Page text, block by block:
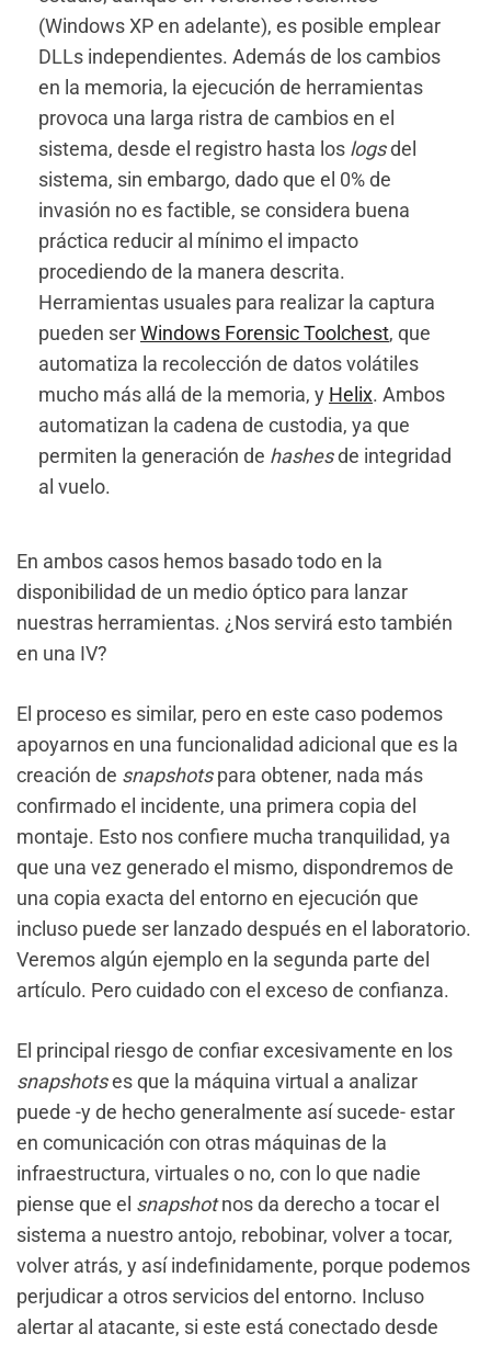
(Windows XP en adelante), es posible emplear
DLLs independientes. Además de los cambios
en la memoria, la ejecución de herramientas
provoca una larga ristra de cambios en el
sistema, desde el registro hasta los logsdel
sistema, sin embargo, dado que el 0% de
invasión no es factible, se considera buena
práctica reducir al mínimo el impacto
procediendo de la manera descrita.
Herramientas usuales para realizar la captura
pueden serWindows Forensic Toolchest, que
automatiza la recolección de datos volátiles
mucho más allá de la memoria, y Helix. Ambos
automatizan la cadena de custodia, ya que
permiten la generación de hashesde integridad
al vuelo.
En ambos casos hemos basado todo en la
disponibilidad de un medio óptico para lanzar
nuestras herramientas. ¿Nos servirá esto también
en una IV?
El proceso es similar, pero en este caso podemos
apoyarnos en una funcionalidad adicional que es la
creación de snapshotspara obtener, nada más
confirmado el incidente, una primera copia del
montaje. Esto nos confiere mucha tranquilidad, ya
que una vez generado el mismo, dispondremos de
una copia exacta del entorno en ejecución que
incluso puede ser lanzado después en el laboratorio.
Veremos algún ejemplo en la segunda parte del
artículo. Pero cuidado con el exceso de confianza.
El principal riesgo de confiar excesivamente en los
snapshotses que la máquina virtual a analizar
puede -y de hecho generalmente así sucede- estar
en comunicación con otras máquinas de la
infraestructura, virtuales o no, con lo que nadie
piense que el snapshotnos da derecho a tocar el
sistema a nuestro antojo, rebobinar, volver a tocar,
volver atrás, y así indefinidamente, porque podemos
perjudicar a otros servicios del entorno. Incluso
alertar al atacante, si este está conectado desde